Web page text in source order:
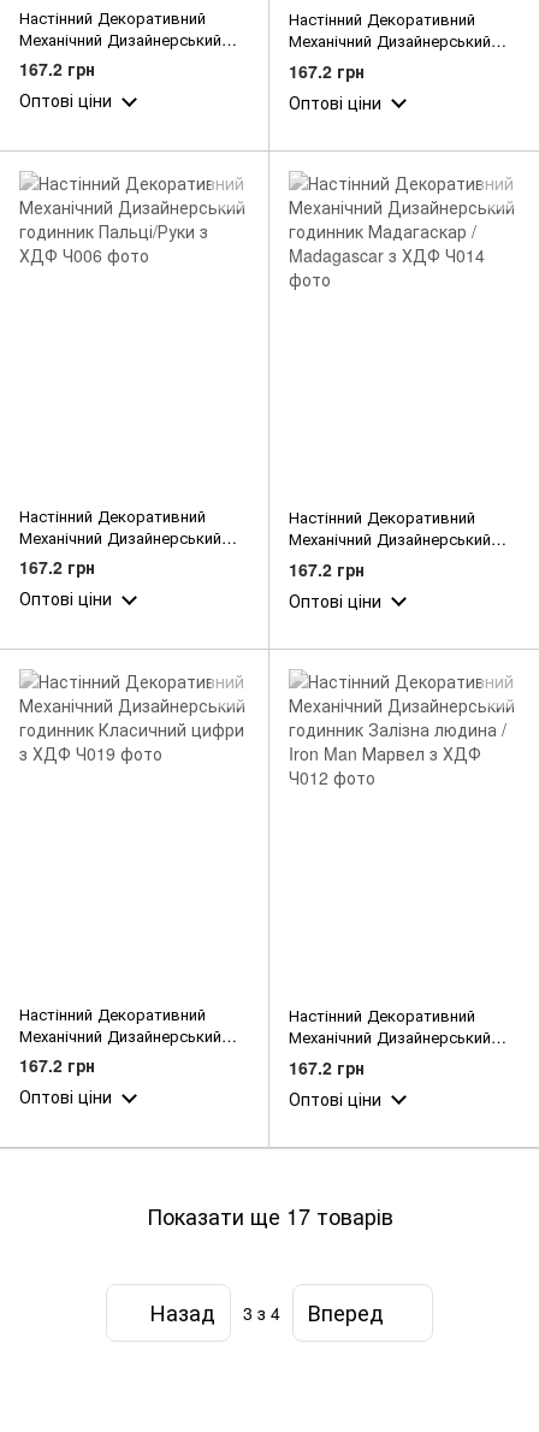
Настінний Декоративний
Механічний Дизайнерський
годинник Росомаха Люди Х / X
Man Марвел Марвел з ХДФ
167.2 грн
Оптові ціни
Настінний Декоративний
Механічний Дизайнерський
годинник Римскьі цифри з ХДФ
167.2 грн
Оптові ціни
Настінний Декоративний
Механічний Дизайнерський
годинник Пальці/Руки з ХДФ
167.2 грн
Оптові ціни
Настінний Декоративний
Механічний Дизайнерський
годинник Мадагаскар /
Madagascar з ХДФ
167.2 грн
Оптові ціни
Настінний Декоративний
Механічний Дизайнерський
годинник Класичний цифри з
ХДФ
167.2 грн
Оптові ціни
Настінний Декоративний
Механічний Дизайнерський
годинник Залізна людина /
Iron Man Марвел з ХДФ
167.2 грн
Оптові ціни
Показати ще 17 товарів
Назад 3 з 4 Вперед